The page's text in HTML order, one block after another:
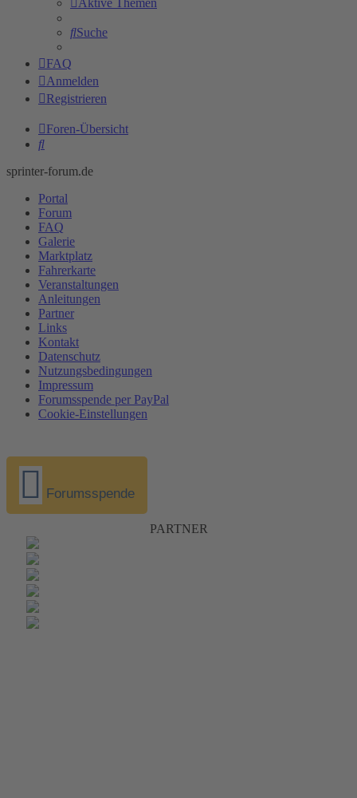
Suche
FAQ
Anmelden
Registrieren
Foren-Übersicht
Suche
sprinter-forum.de
Portal
Forum
FAQ
Galerie
Marktplatz
Fahrerkarte
Veranstaltungen
Anleitungen
Partner
Links
Kontakt
Datenschutz
Nutzungsbedingungen
Impressum
Forumsspende per PayPal
Cookie-Einstellungen
Forumsspende
PARTNER